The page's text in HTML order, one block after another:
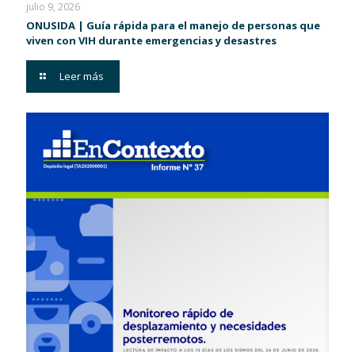
julio 9, 2026
ONUSIDA | Guía rápida para el manejo de personas que
viven con VIH durante emergencias y desastres
Leer más